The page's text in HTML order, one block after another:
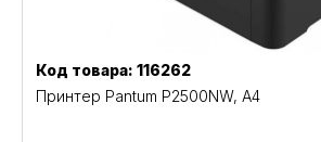
Код товара: 116262
Принтер Pantum P2500NW, A4